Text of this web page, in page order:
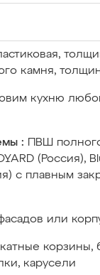
камня,
кухню
:
ПВШ
(Россия),
с плавным
или
корзины,
карусели